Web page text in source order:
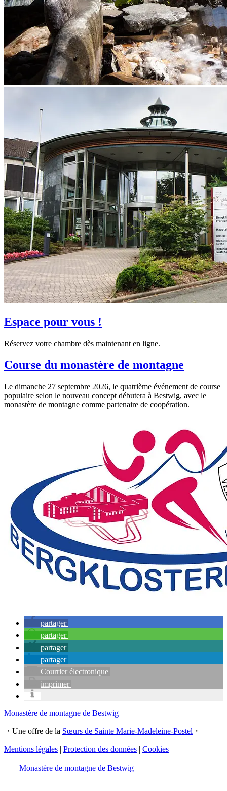
Espace pour vous !
Réservez votre chambre dès maintenant en ligne.
Course du monastère de montagne
Le dimanche 27 septembre 2026, le quatrième événement de course
populaire selon le nouveau concept débutera à Bestwig, avec le
monastère de montagne comme partenaire de coopération.
partager
partager
partager
partager
Courrier électronique
imprimer
Monastère de montagne de Bestwig
・Une offre de la Sœurs de Sainte Marie-Madeleine-Postel ・
Mentions légales | Protection des données | Cookies
Monastère de montagne de Bestwig